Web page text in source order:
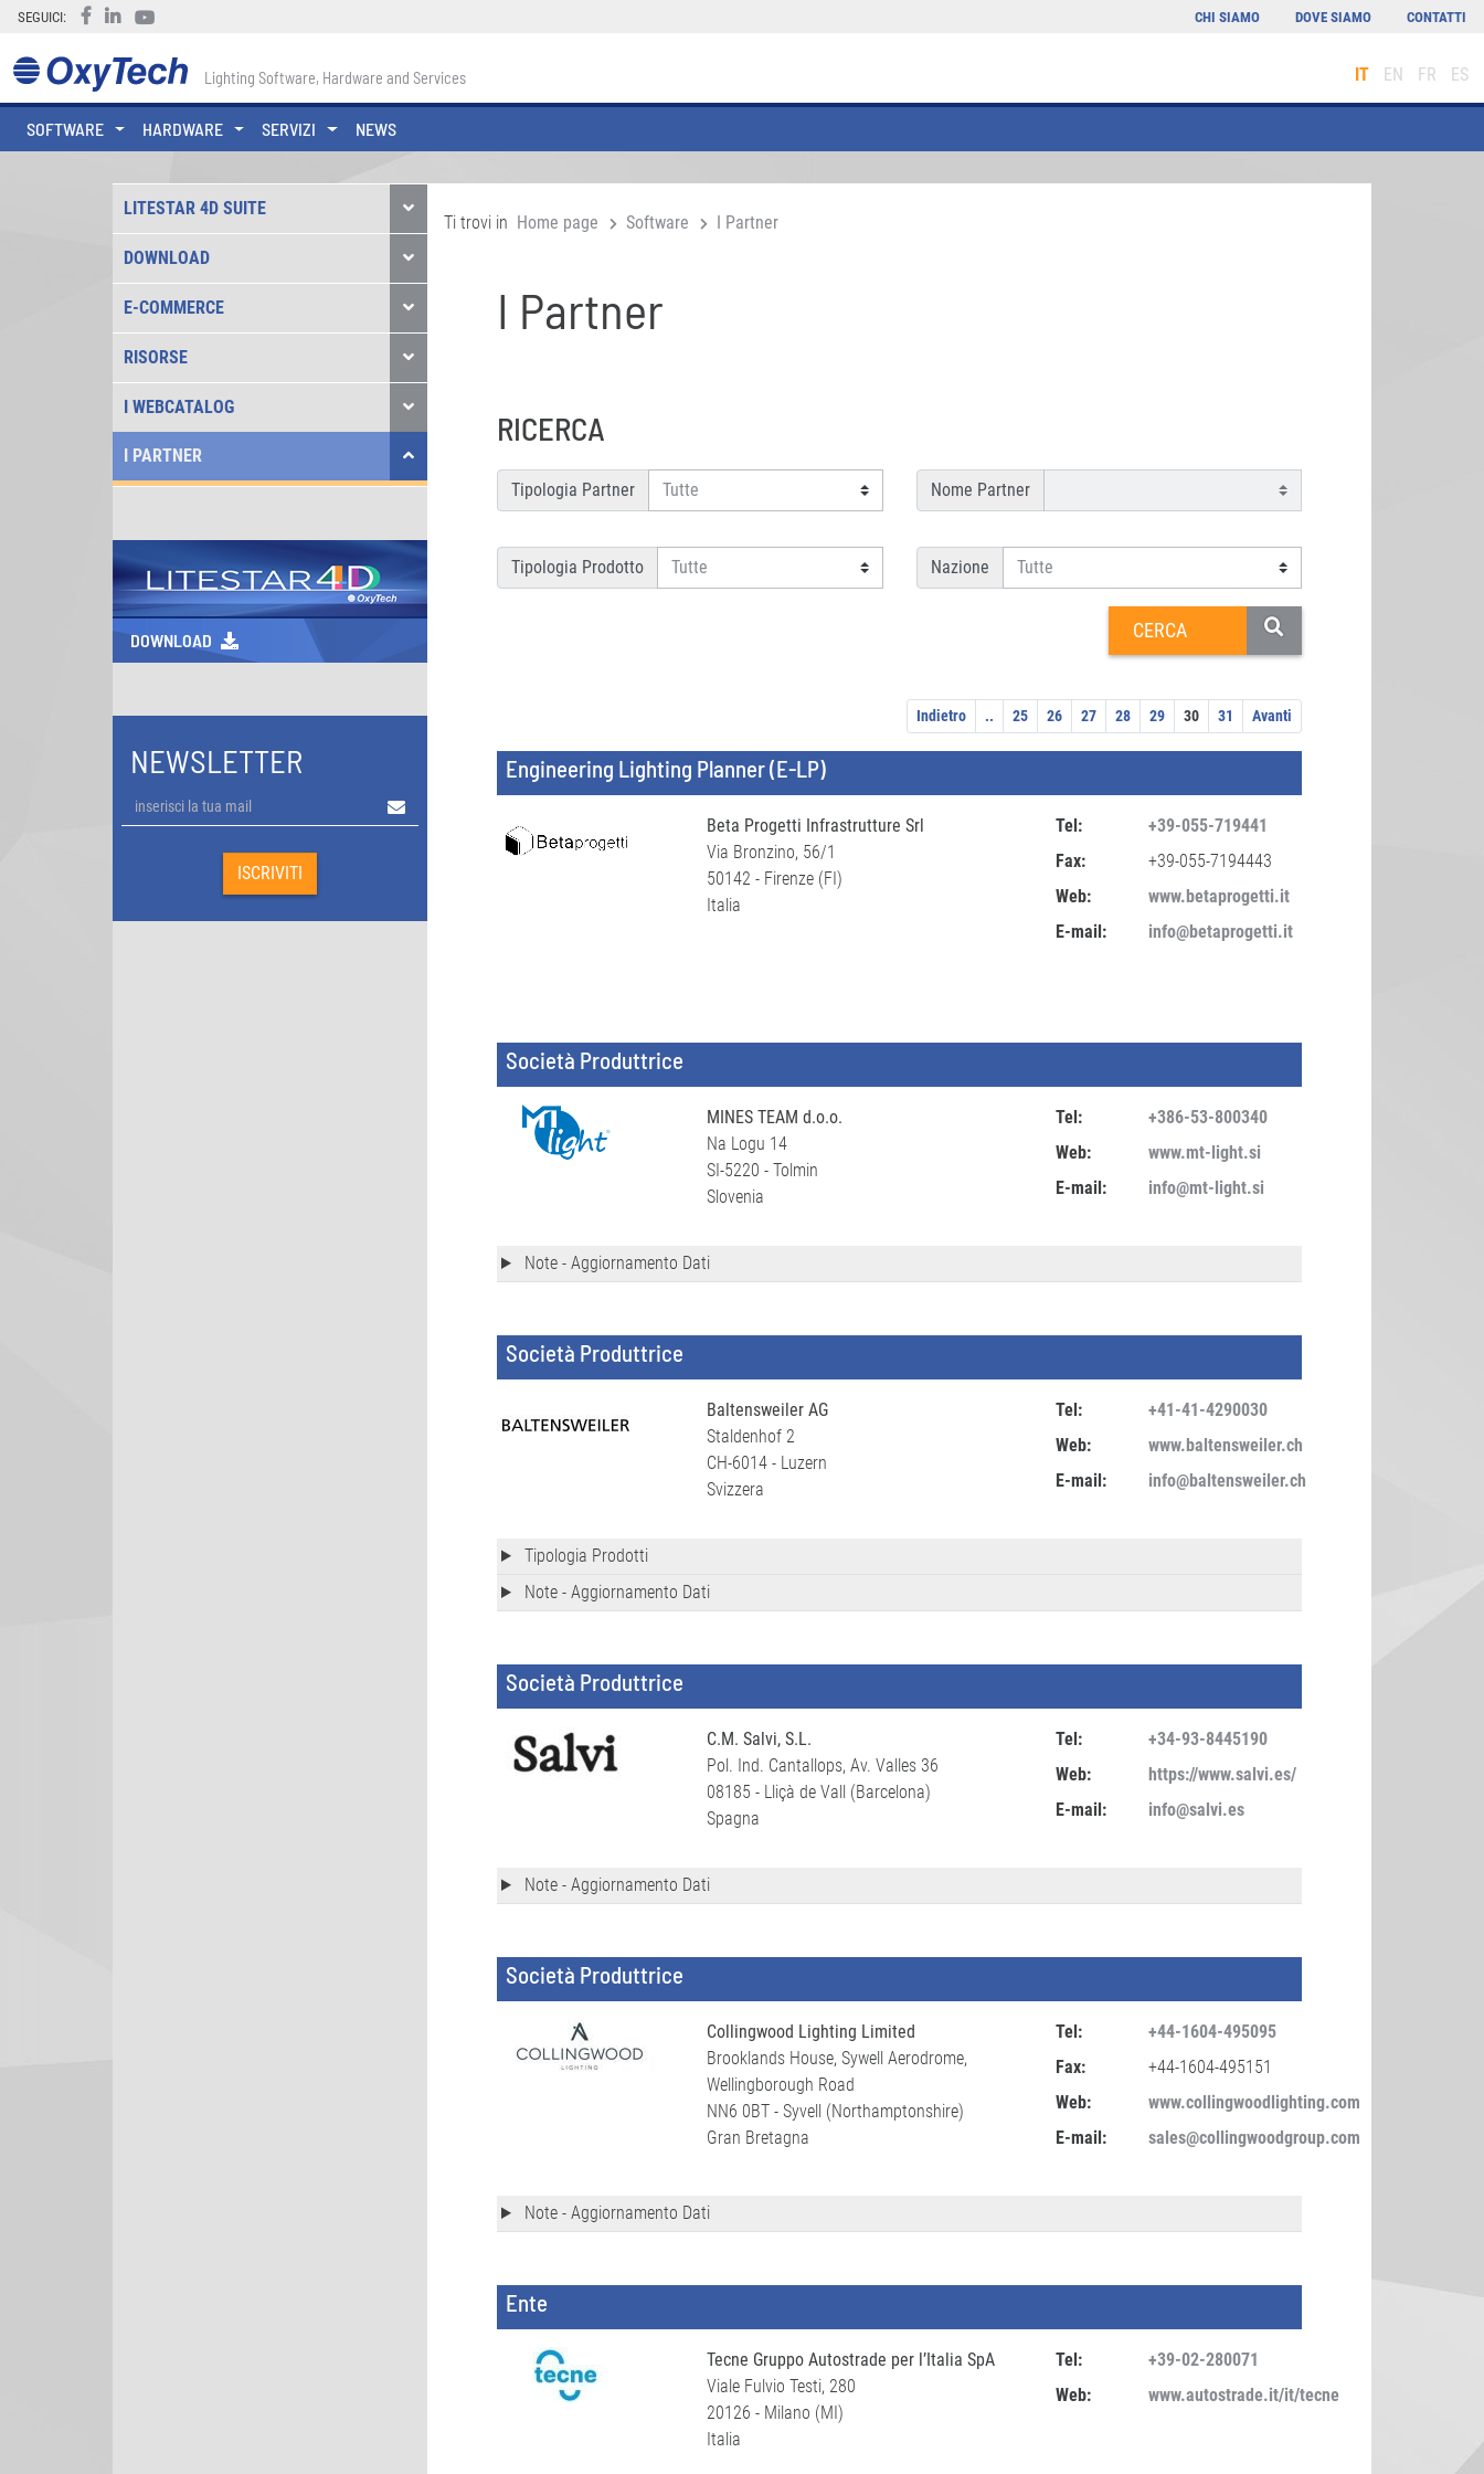
SEGUICI:
IT EN FR ES
Lighting Software, Hardware and Services
SOFTWARE HARDWARE SERVIZI NEWS
CHI SIAMO DOVE SIAMO CONTATTI
Ti trovi in Home page Software I Partner
I Partner
RICERCA
Tipologia Partner Nome Partner
Tipologia Prodotto Nazione
Indietro .. 25 26 27 28 29 30 31 Avanti
Engineering Lighting Planner (E-LP)
Beta Progetti Infrastrutture Srl
Via Bronzino, 56/1
50142 - Firenze (FI)
Italia
Tel:
+39-055-719441
Fax:
+39-055-7194443
Web:
www.betaprogetti.it
E-mail:
info@betaprogetti.it
Società Produttrice
MINES TEAM d.o.o.
Na Logu 14
SI-5220 - Tolmin
Slovenia
Tel:
+386-53-800340
Web:
www.mt-light.si
E-mail:
info@mt-light.si
Note - Aggiornamento Dati
Società Produttrice
Baltensweiler AG
Staldenhof 2
CH-6014 - Luzern
Svizzera
Tel:
+41-41-4290030
Web:
www.baltensweiler.ch
E-mail:
info@baltensweiler.ch
Tipologia Prodotti
Note - Aggiornamento Dati
Società Produttrice
C.M. Salvi, S.L.
Pol. Ind. Cantallops, Av. Valles 36
08185 - Lliçà de Vall (Barcelona)
Spagna
Tel:
+34-93-8445190
Web:
https://www.salvi.es/
E-mail:
info@salvi.es
Note - Aggiornamento Dati
Società Produttrice
Collingwood Lighting Limited
Brooklands House, Sywell Aerodrome,
Wellingborough Road
NN6 0BT - Syvell (Northamptonshire)
Gran Bretagna
Tel:
+44-1604-495095
Fax:
+44-1604-495151
Web:
www.collingwoodlighting.com
E-mail:
sales@collingwoodgroup.com
Note - Aggiornamento Dati
Ente
Tecne Gruppo Autostrade per l’Italia SpA
Viale Fulvio Testi, 280
20126 - Milano (MI)
Italia
Tel:
+39-02-280071
Web:
www.autostrade.it/it/tecne
LITESTAR 4D SUITE
DOWNLOAD
E-COMMERCE
RISORSE
I WEBCATALOG
I PARTNER
DOWNLOAD
NEWSLETTER